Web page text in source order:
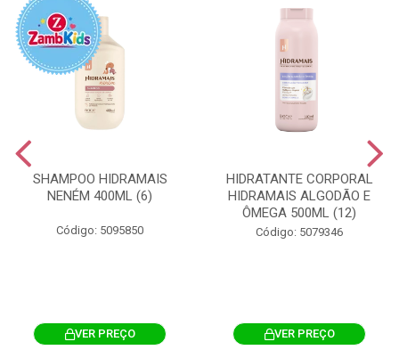
SHAMPOO HIDRAMAIS
NENÉM 400ML (6)
Código: 5095850
VER PREÇO
HIDRATANTE CORPORAL
HIDRAMAIS ALGODÃO E
ÔMEGA 500ML (12)
Código: 5079346
VER PREÇO